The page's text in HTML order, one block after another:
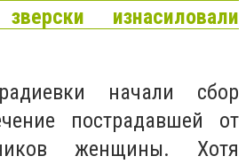
изнасиловали
начали сбор
пострадавшей от
женщины. Хотя